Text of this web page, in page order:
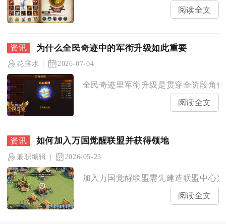
阅读全文
为什么全民奇迹中的军衔升级如此重要
花露水 2026-07-04
全民奇迹里军衔升级是贯穿全阶段角
阅读全文
如何加入万国觉醒联盟并获得领地
兼职编辑 2026-05-23
加入万国觉醒联盟需先建造联盟中心
阅读全文